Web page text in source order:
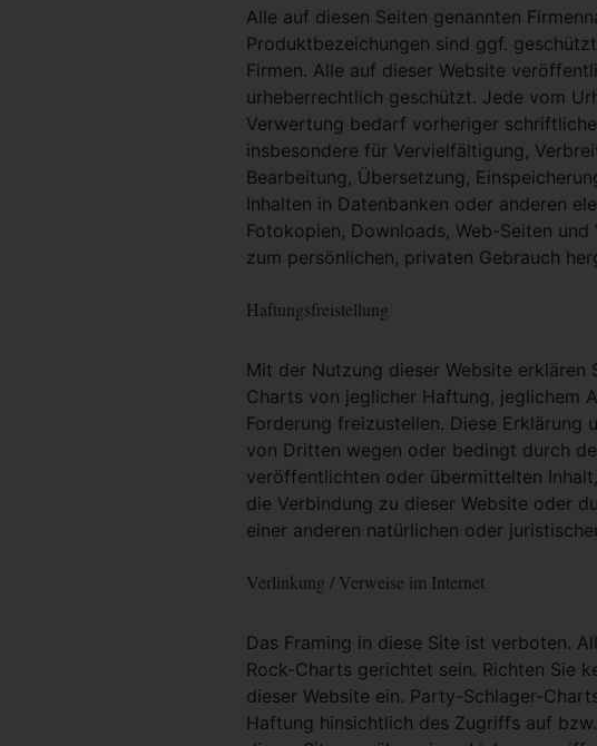
Alle auf diesen Seiten genannten
Produktbezeichungen sind ggf.
Firmen. Alle auf dieser Website
urheberrechtlich geschützt. Jede vom
Verwertung bedarf vorheriger
insbesondere für Vervielfältigung,
Bearbeitung, Übersetzung,
Inhalten in Datenbanken oder anderen
Fotokopien, Downloads, Web-Seiten
zum persönlichen, privaten Gebrauch
Haftungsfreistellung
Mit der Nutzung dieser Website
Charts von jeglicher Haftung, jeglichem
Forderung freizustellen. Diese Erklärung
von Dritten wegen oder bedingt durch
veröffentlichten oder übermittelten
die Verbindung zu dieser Website oder
einer anderen natürlichen oder
Verlinkung / Verweise im Internet
Das Framing in diese Site ist verboten.
Rock-Charts gerichtet sein. Richten Sie
dieser Website ein. Party-Schlager-
Haftung hinsichtlich des Zugriffs auf